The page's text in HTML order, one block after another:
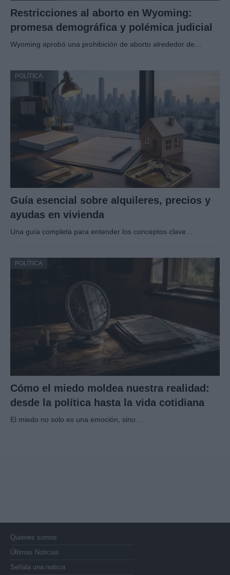
Restricciones al aborto en Wyoming:
promesa demográfica y polémica judicial
Wyoming aprobó una prohibición de aborto alrededor de…
POLÍTICA
Guía esencial sobre alquileres, precios y
ayudas en vivienda
Una guía completa para entender los conceptos clave…
POLÍTICA
Cómo el miedo moldea nuestra realidad:
desde la política hasta la vida cotidiana
El miedo no solo es una emoción, sino…
Quienes somos
Últimas Noticias
Señala una noticia